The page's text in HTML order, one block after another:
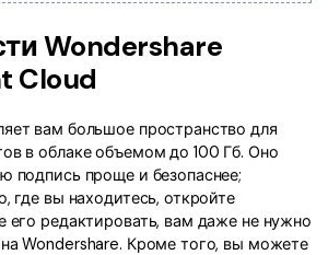
Wondershare
Cloud
вам большое пространство для
в облаке объемом до 100 Гб. Оно
подпись проще и безопаснее;
где вы находитесь, откройте
его редактировать, вам даже не нужно
Wondershare. Кроме того, вы можете